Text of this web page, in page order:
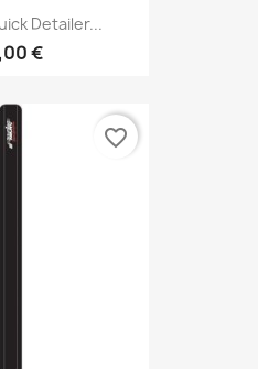
Detailer...
€
favorite_border